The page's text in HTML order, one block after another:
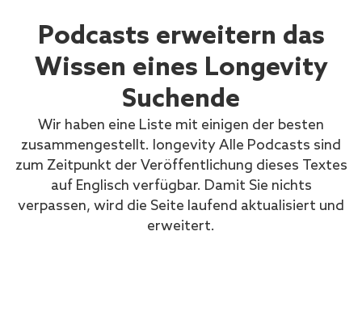
Podcasts erweitern das
Wissen eines Longevity
Suchende
Wir haben eine Liste mit einigen der besten
zusammengestellt. longevity Alle Podcasts sind
zum Zeitpunkt der Veröffentlichung dieses Textes
auf Englisch verfügbar. Damit Sie nichts
verpassen, wird die Seite laufend aktualisiert und
erweitert.